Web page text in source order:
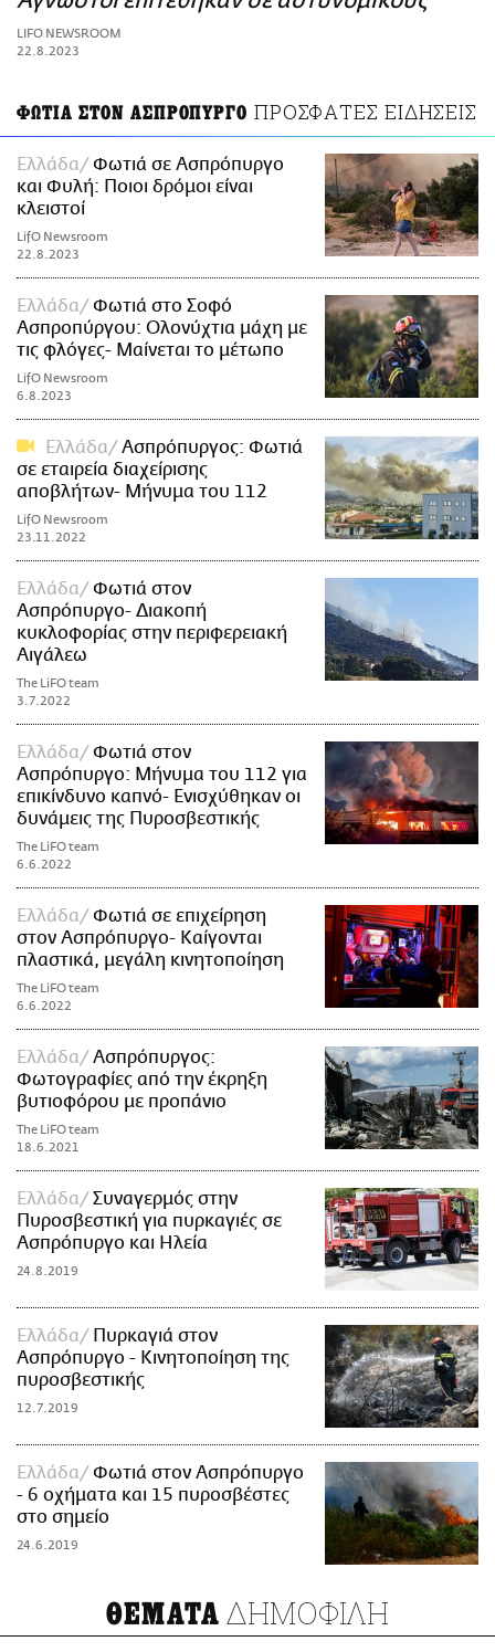
ΑΜΠΑ
PRINT
LIFO NEWSROOM
22.8.2023
ΦΩΤΙΑ ΣΤΟΝ ΑΣΠΡΟΠΥΡΓΟ ΠΡΟΣΦΑΤΕΣ ΕΙΔΗΣΕΙΣ
Ελλάδα
Φωτιά σε Ασπρόπυργο
και Φυλή: Ποιοι δρόμοι είναι
κλειστοί
LifO Newsroom
22.8.2023
Ελλάδα
Φωτιά στο Σοφό
Ασπροπύργου: Ολονύχτια μάχη με
τις φλόγες- Μαίνεται το μέτωπο
LifO Newsroom
6.8.2023
Ελλάδα
Ασπρόπυργος: Φωτιά
σε εταιρεία διαχείρισης
αποβλήτων- Μήνυμα του 112
LifO Newsroom
23.11.2022
Ελλάδα
Φωτιά στον
Aσπρόπυργο- Διακοπή
κυκλοφορίας στην περιφερειακή
Αιγάλεω
The LiFO team
3.7.2022
Ελλάδα
Φωτιά στον
Ασπρόπυργο: Μήνυμα του 112 για
επικίνδυνο καπνό- Ενισχύθηκαν οι
δυνάμεις της Πυροσβεστικής
The LiFO team
6.6.2022
Ελλάδα
Φωτιά σε επιχείρηση
στον Ασπρόπυργο- Καίγονται
πλαστικά, μεγάλη κινητοποίηση
The LiFO team
6.6.2022
Ελλάδα
Ασπρόπυργος:
Φωτογραφίες από την έκρηξη
βυτιοφόρου με προπάνιο
The LiFO team
18.6.2021
Ελλάδα
Συναγερμός στην
Πυροσβεστική για πυρκαγιές σε
Ασπρόπυργο και Ηλεία
24.8.2019
Ελλάδα
Πυρκαγιά στον
Ασπρόπυργο - Κινητοποίηση της
πυροσβεστικής
12.7.2019
Ελλάδα
Φωτιά στον Ασπρόπυργο
- 6 οχήματα και 15 πυροσβέστες
στο σημείο
24.6.2019
ΘΕΜΑΤΑ ΔΗΜΟΦΙΛΗ